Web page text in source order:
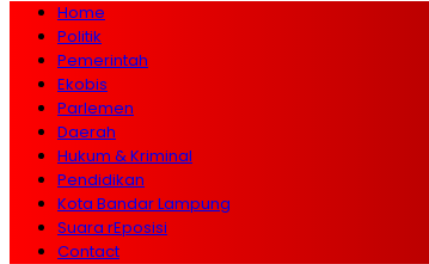
Home
Politik
Pemerintah
Ekobis
Parlemen
Daerah
Hukum & Kriminal
Pendidikan
Kota Bandar Lampung
Suara rEposisi
Contact